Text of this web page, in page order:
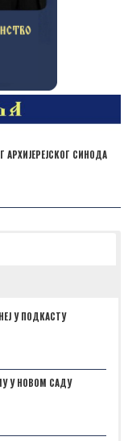
АРХИЈЕРЕЈСКОГ СИНОДА
У ПОДКАСТУ
У НОВОМ САДУ